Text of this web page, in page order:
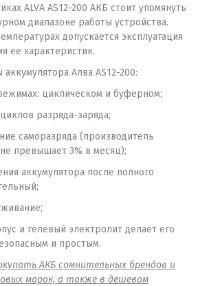
ALVA AS12-200 АКБ стоит упомянуть
диапазоне работы устройства.
допускается эксплуатация
ее характеристик.
Алва AS12-200:
циклическом и буферном;
разряда-заряда;
саморазряда (производитель
превышает 3% в месяц);
аккумулятора после полного
и гелевый электролит делает его
и простым.
АКБ сомнительных брендов и
марок, а также в дешевом